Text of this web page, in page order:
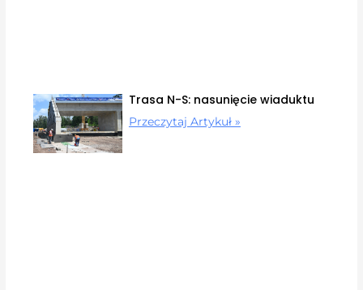
Trasa N-S: nasunięcie wiaduktu
Przeczytaj Artykuł »